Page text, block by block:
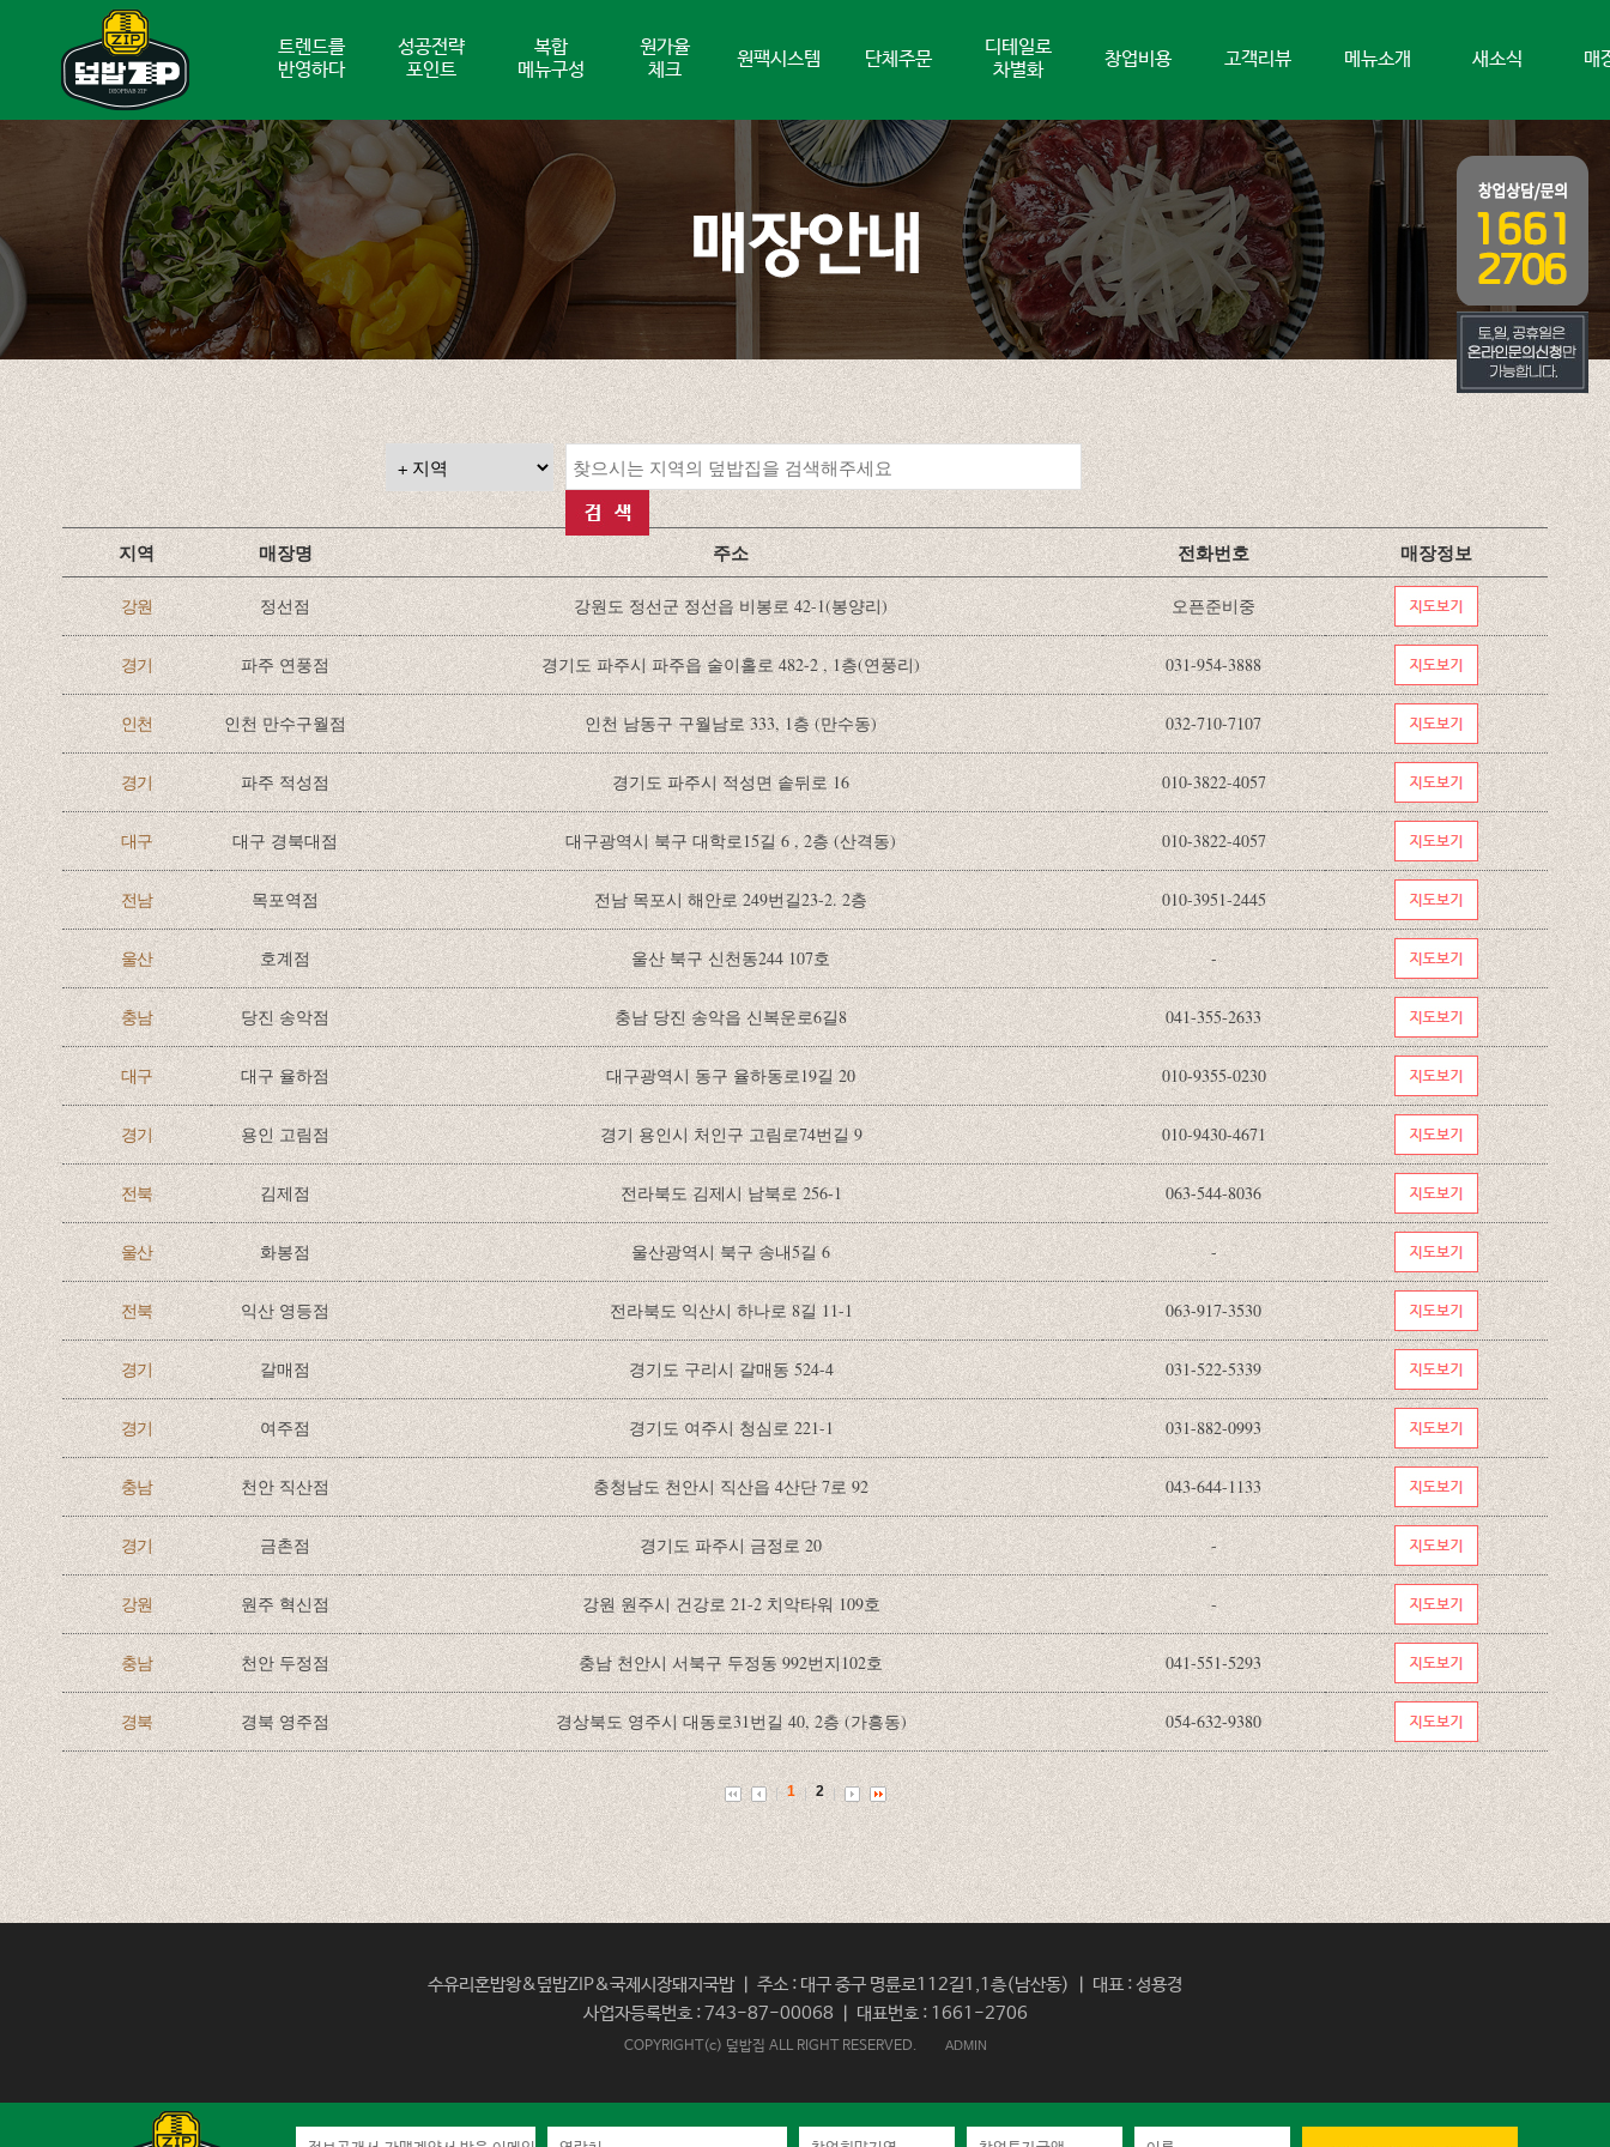
트렌드를
반영하다
성공전략
포인트
복합
메뉴구성
원가율
체크
원팩시스템 단체주문
디테일로
차별화
창업비용 고객리뷰 메뉴소개 새소식 매
지역 매장명 주소 전화번호 매장정보
강원 정선점 강원도 정선군 정선읍 비봉로 42-1(봉양리) 오픈준비중
경기 파주 연풍점 경기도 파주시 파주읍 술이홀로 482-2 , 1층(연풍리) 031-954-3888
인천 인천 만수구월점 인천 남동구 구월남로 333, 1층 (만수동) 032-710-7107
경기 파주 적성점 경기도 파주시 적성면 솥뒤로 16 010-3822-4057
대구 대구 경북대점 대구광역시 북구 대학로15길 6 , 2층 (산격동) 010-3822-4057
전남 목포역점 전남 목포시 해안로 249번길23-2. 2층 010-3951-2445
울산 호계점 울산 북구 신천동244 107호 -
충남 당진 송악점 충남 당진 송악읍 신복운로6길8 041-355-2633
대구 대구 율하점 대구광역시 동구 율하동로19길 20 010-9355-0230
경기 용인 고림점 경기 용인시 처인구 고림로74번길 9 010-9430-4671
전북 김제점 전라북도 김제시 남북로 256-1 063-544-8036
울산 화봉점 울산광역시 북구 송내5길 6 -
전북 익산 영등점 전라북도 익산시 하나로 8길 11-1 063-917-3530
경기 갈매점 경기도 구리시 갈매동 524-4 031-522-5339
경기 여주점 경기도 여주시 청심로 221-1 031-882-0993
충남 천안 직산점 충청남도 천안시 직산읍 4산단 7로 92 043-644-1133
경기 금촌점 경기도 파주시 금정로 20 -
강원 원주 혁신점 강원 원주시 건강로 21-2 치악타워 109호 -
충남 천안 두정점 충남 천안시 서북구 두정동 992번지102호 041-551-5293
경북 경북 영주점 경상북도 영주시 대동로31번길 40, 2층 (가흥동) 054-632-9380
1 2
수유리혼밥왕&덮밥ZIP&국제시장돼지국밥 ㅣ 주소 : 대구 중구 명륜로112길1,1층(남산동) ㅣ 대표 : 성용경
사업자등록번호 : 743-87-00068 ㅣ 대표번호 : 1661-2706
COPYRIGHT(c) 덮밥집 ALL RIGHT RESERVED. ADMIN